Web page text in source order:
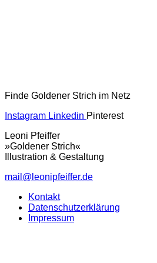
Finde Goldener Strich im Netz
Instagram Linkedin Pinterest
Leoni Pfeiffer
»Goldener Strich«
Illustration & Gestaltung
mail@leonipfeiffer.de
Kontakt
Datenschutzerklärung
Impressum